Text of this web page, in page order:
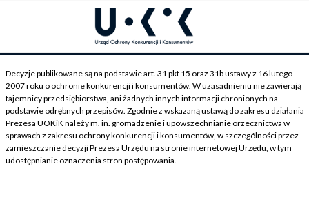
Decyzje publikowane są na podstawie art. 31 pkt 15 oraz 31b ustawy z 16 lutego
2007 roku o ochronie konkurencji i konsumentów. W uzasadnieniu nie zawierają
tajemnicy przedsiębiorstwa, ani żadnych innych informacji chronionych na
podstawie odrębnych przepisów. Zgodnie z wskazaną ustawą do zakresu działania
Prezesa UOKiK należy m. in. gromadzenie i upowszechnianie orzecznictwa w
sprawach z zakresu ochrony konkurencji i konsumentów, w szczególności przez
zamieszczanie decyzji Prezesa Urzędu na stronie internetowej Urzędu, w tym
udostępnianie oznaczenia stron postępowania.